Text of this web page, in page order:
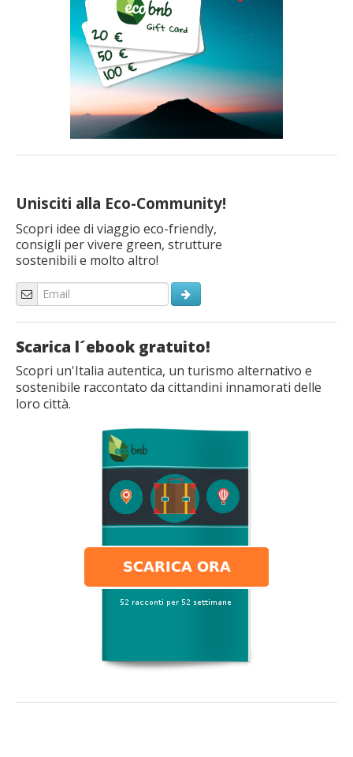
Unisciti alla Eco-Community!
Scopri idee di viaggio eco-friendly,
consigli per vivere green, strutture
sostenibili e molto altro!
Scarica l´ebook gratuito!
Scopri un'Italia autentica, un turismo alternativo e
sostenibile raccontato da cittandini innamorati delle
loro città.